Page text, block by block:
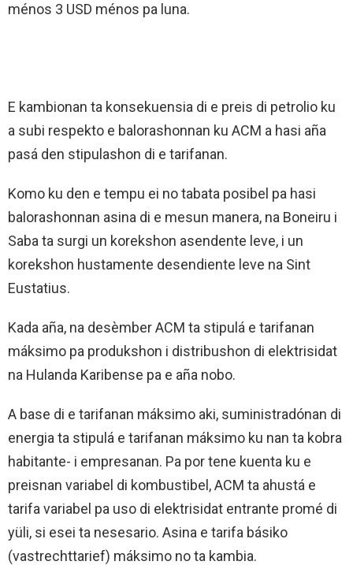
ménos 3 USD ménos pa luna.
E kambionan ta konsekuensia di e preis di petrolio ku
a subi respekto e balorashonnan ku ACM a hasi aña
pasá den stipulashon di e tarifanan.
Komo ku den e tempu ei no tabata posibel pa hasi
balorashonnan asina di e mesun manera, na Boneiru i
Saba ta surgi un korekshon asendente leve, i un
korekshon hustamente desendiente leve na Sint
Eustatius.
Kada aña, na desèmber ACM ta stipulá e tarifanan
máksimo pa produkshon i distribushon di elektrisidat
na Hulanda Karibense pa e aña nobo.
A base di e tarifanan máksimo aki, suministradónan di
energia ta stipulá e tarifanan máksimo ku nan ta kobra
habitante- i empresanan. Pa por tene kuenta ku e
preisnan variabel di kombustibel, ACM ta ahustá e
tarifa variabel pa uso di elektrisidat entrante promé di
yüli, si esei ta nesesario. Asina e tarifa básiko
(vastrechttarief) máksimo no ta kambia.